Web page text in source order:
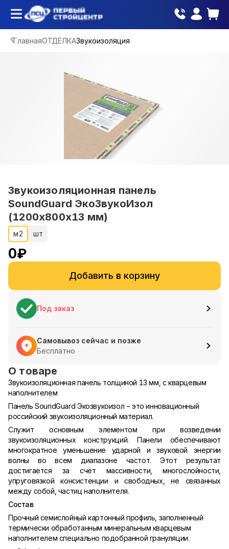
ГлавнаяОТДЕЛКАЗвукоизоляция
Звукоизоляционная панель
SoundGuard ЭкоЗвукоИзол
(1200х800х13 мм)
м2 шт
0₽
Добавить в корзину
Под заказ
Самовывоз сейчас и позже
Бесплатно
О товаре
Звукоизоляционная панель толщиной 13 мм, с кварцевым
наполнителем
Панель SoundGuard Экозвукоизол − это инновационный
российский звукоизоляционный материал.
Служит основным элементом при возведении
звукоизоляционных конструкций. Панели обеспечивают
многократное уменьшение ударной и звуковой энергии
волны во всем диапазоне частот. Этот результат
достигается за счёт массивности, многослойности,
упруговязкой консистенции и свободных, не связанных
между собой, частиц наполнителя.
Состав
Прочный семислойный картонный профиль, заполненный
термически обработанным минеральным кварцевым
наполнителем специально подобранной грануляции.